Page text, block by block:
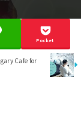
Pocket
Cafe for